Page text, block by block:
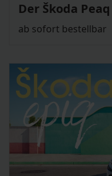
Der Škoda Peaq
ab sofort bestellbar